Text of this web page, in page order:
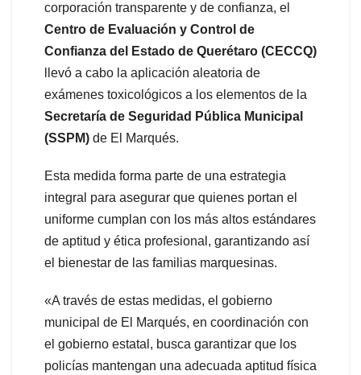
corporación transparente y de confianza, el
Centro de Evaluación y Control de
Confianza del Estado de Querétaro (CECCQ)
llevó a cabo la aplicación aleatoria de
exámenes toxicológicos a los elementos de la
Secretaría de Seguridad Pública Municipal
(SSPM) de El Marqués.
Esta medida forma parte de una estrategia
integral para asegurar que quienes portan el
uniforme cumplan con los más altos estándares
de aptitud y ética profesional, garantizando así
el bienestar de las familias marquesinas.
«A través de estas medidas, el gobierno
municipal de El Marqués, en coordinación con
el gobierno estatal, busca garantizar que los
policías mantengan una adecuada aptitud física